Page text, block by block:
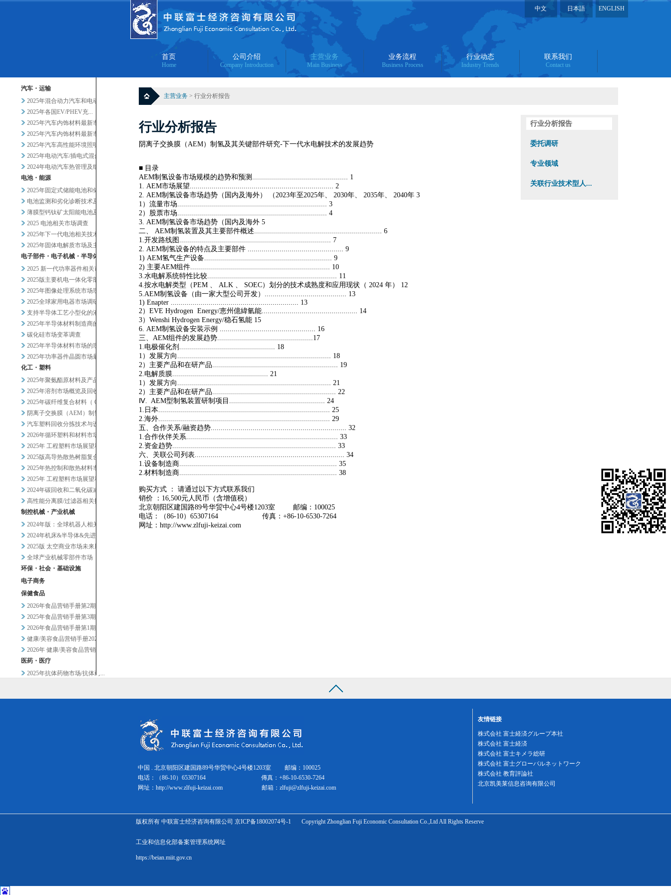
中文 日本語 ENGLISH
首页
Home
公司介绍
Company Introduction
主营业务
Main Business
业务流程
Business Process
行业动态
Industry Trends
联系我们
Contact us
汽车・运输
2025年混合动力汽车和电动汽...
2025年各国EV/PHEV充...
2025年汽车内饰材料最新市场...
2025年汽车内饰材料最新市场...
2025年汽车高性能环境照明的...
2025年电动汽车/插电式混合...
2024年电动汽车热管理及组件...
电池・能源
2025年固定式储能电池和储能...
电池监测和劣化诊断技术及服务当...
薄膜型钙钛矿太阳能电池及其他轻...
2025 电池相关市场调查
2025年下一代电池相关技术及...
2025年固体电解质市场及主要...
电子部件・电子机械・半导体
2025 新一代功率器件相关市...
2025版主要机电一体化零部件...
2025年图像处理系统市场现状...
2025全球家用电器市场调研
支持半导体工艺小型化的液体过滤...
2025年半导体材料制造商的业...
碳化硅市场变革调查
2025年半导体材料市场的现状...
2025年功率器件晶圆市场最新...
化工・塑料
2025年聚氨酯原材料及产品市...
2025年溶剂市场概览及回收相...
2025年碳纤维复合材料（ C...
阴离子交换膜（AEM）制氢及其...
汽车塑料回收分拣技术与设备调查
2026年循环塑料和材料市场新...
2025年 工程塑料市场展望和...
2025版高导热散热树脂复合材...
2025年热控制和散热材料市场...
2025年 工程塑料市场展望和...
2024年碳回收和二氧化碳减排...
高性能分离膜/过滤器相关技术和...
制控机械・产业机械
2024年版：全球机器人相关市...
2024年机床&半导体&先进设...
2025版 太空商业市场未来展...
全球产业机械零部件市场
环保・社会・基础设施
电子商务
保健食品
2026年食品营销手册第2期
2025年食品营销手册第3期
2026年食品营销手册第1期
健康/美容食品营销手册2025...
2026年 健康/美容食品营销...
医药・医疗
2025年抗体药物市场/抗体药...
2025年版处方药预测数据 3
主营业务 > 行业分析报告
行业分析报告
阴离子交换膜（AEM）制氢及其关键部件研究-下一代水电解技术的发展趋势
■ 目录
AEM制氢设备市场规模的趋势和预测................................................ 1
1. AEM市场展望........................................................................ 2
2. AEM制氢设备市场趋势（国内及海外） （2023年至2025年、 2030年、 2035年、 2040年 3
1）流量市场........................................................................... 3
2）股票市场........................................................................... 4
3. AEM制氢设备市场趋势（国内及海外 5
二、 AEM制氢装置及其主要部件概述................................................................ 6
1.开发路线图............................................................................ 7
2. AEM制氢设备的特点及主要部件 ................................................ 9
1) AEM氢气生产设备................................................................ 9
2) 主要AEM组件...................................................................... 10
3.水电解系统特性比较................................................................. 11
4.按水电解类型（PEM 、 ALK 、 SOEC）划分的技术成熟度和应用现状（ 2024 年） 12
5.AEM制氢设备（由一家大型公司开发）......................................... 13
1) Enapter ................................................................ 13
2）EVE Hydrogen Energy/恵州億緯氫能................................................ 14
3）Wenshi Hydrogen Energy/稳石氢能 15
6. AEM制氢设备安装示例 ................................................ 16
三、AEM组件的发展趋势................................................17
1.电极催化剂................................................ 18
1）发展方向............................................................................. 18
2）主要产品和在研产品............................................................... 19
2.电解质膜................................................ 21
1）发展方向............................................................................. 21
2）主要产品和在研产品.............................................................. 22
Ⅳ. AEM型制氢装置研制项目................................................ 24
1.日本...................................................................................... 25
2.海外...................................................................................... 29
五、合作关系/融资趋势.................................................................... 32
1.合作伙伴关系............................................................................ 33
2.资金趋势.................................................................................. 33
六、关联公司列表........................................................................... 34
1.设备制造商............................................................................... 35
2.材料制造商............................................................................... 38
购买方式 ： 请通过以下方式联系我们
销价 ：16,500元人民币（含增值税）
北京朝阳区建国路89号华贸中心4号楼1203室 邮编：100025
电话：（86-10）65307164 传真：+86-10-6530-7264
网址：http://www.zlfuji-keizai.com
行业分析报告
委托调研
专业领域
关联行业技术型人...
友情链接
株式会社 富士経済グループ本社
株式会社 富士経済
株式会社 富士キメラ総研
株式会社 富士グローバルネットワーク
株式会社 教育評論社
北京凯美莱信息咨询有限公司
中国 . 北京朝阳区建国路89号华贸中心4号楼1203室 邮编：100025
电话：（86-10）65307164
傳真： +86-10-6530-7264
网址： http://www.zlfuji-keizai.com 邮箱： zlfuji@zlfuji-keizai.com
版权所有 中联富士经济咨询有限公司 京ICP备18002074号-1 Copyright Zhonglian Fuji Economic Consultation Co.,Ltd All Rights Reserve
工业和信息化部备案管理系统网址
https://beian.miit.gov.cn